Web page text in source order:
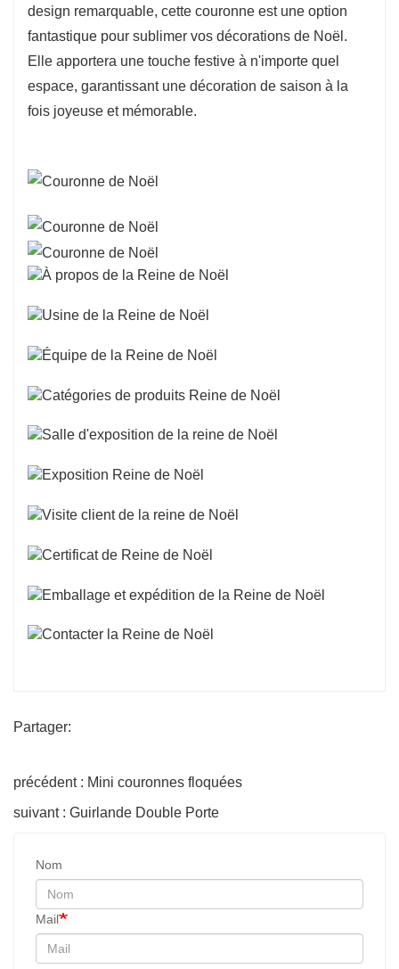
design remarquable, cette couronne est une option
fantastique pour sublimer vos décorations de Noël.
Elle apportera une touche festive à n'importe quel
espace, garantissant une décoration de saison à la
fois joyeuse et mémorable.
Partager:
précédent : Mini couronnes floquées
suivant : Guirlande Double Porte
Nom
Mail